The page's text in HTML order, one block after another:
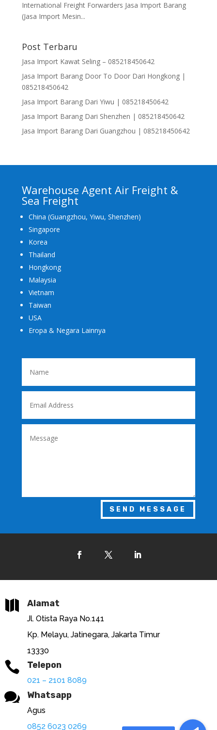
International Freight Forwarders Jasa Import Barang
(Jasa Import Mesin...
Post Terbaru
Jasa Import Kawat Seling – 085218450642
Jasa Import Barang Door To Door Dari Hongkong |
085218450642
Jasa Import Barang Dari Yiwu | 085218450642
Jasa Import Barang Dari Shenzhen | 085218450642
Jasa Import Barang Dari Guangzhou | 085218450642
Warehouse Agent Air Freight &
Sea Freight
China (Guangzhou, Yiwu, Shenzhen)
Singapore
Korea
Thailand
Hongkong
Malaysia
Vietnam
Taiwan
USA
Eropa & Negara Lainnya
SEND MESSAGE
 Alamat
Jl. Otista Raya No.141
Kp. Melayu, Jatinegara, Jakarta Timur
13330
 Telepon
021 – 2101 8089
 Whatsapp
Agus
0852 6023 0269